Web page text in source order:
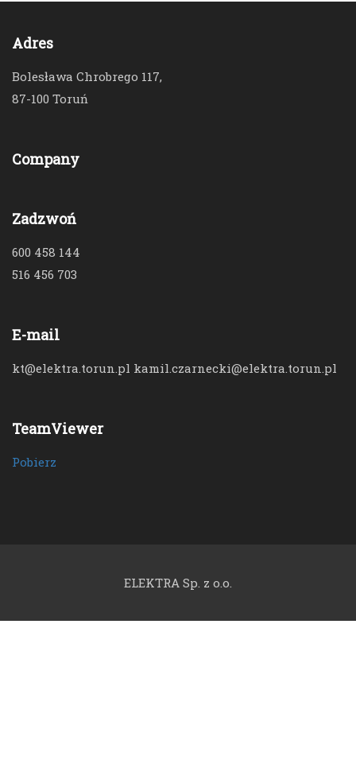
Adres
Bolesława Chrobrego 117,
87-100 Toruń
Company
Zadzwoń
600 458 144
516 456 703
E-mail
kt@elektra.torun.pl kamil.czarnecki@elektra.torun.pl
TeamViewer
Pobierz
ELEKTRA Sp. z o.o.